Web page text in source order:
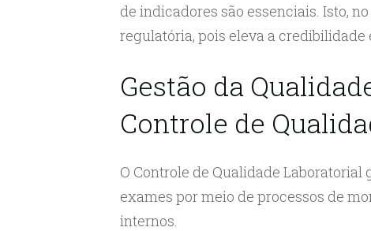
de indicadores são essenciais. Isto,
regulatória, pois eleva a
Gestão da
Controle de
O Controle de Qualidade
exames por meio de processos de
internos.